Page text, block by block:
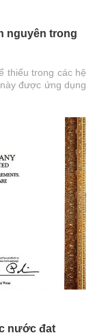
nguyên trong
thiếu trong các hệ
được ứng dụng
nước đạt